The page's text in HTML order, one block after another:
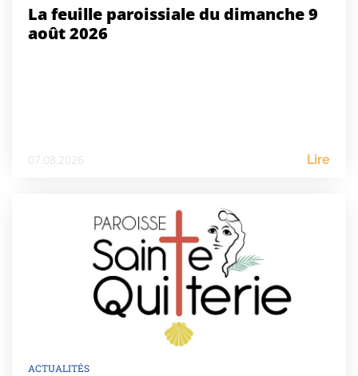
La feuille paroissiale du dimanche 9
août 2026
07.08.2026 Lire
ACTUALITÉS